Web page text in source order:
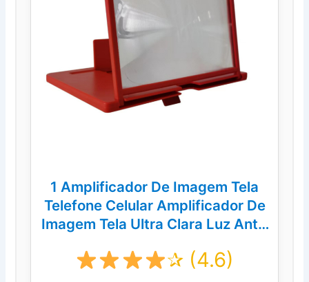
1 Amplificador De Imagem Tela
Telefone Celular Amplificador De
Imagem Tela Ultra Clara Luz Anti-
✰ (4.6)